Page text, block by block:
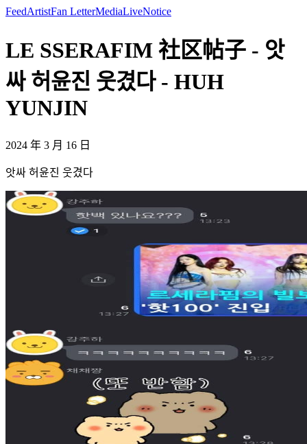
FeedArtistFan LetterMediaLiveNotice
LE SSERAFIM 社区帖子 - 앗
싸 허윤진 웃겼다 - HUH
YUNJIN
2024 年 3 月 16 日
앗싸 허윤진 웃겼다